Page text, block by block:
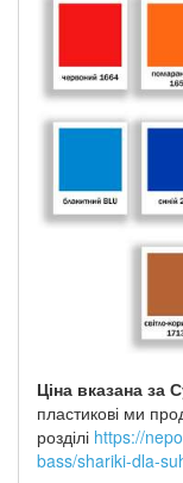
Ціна вказана за
пластикові ми
розділі https://
bass/shariki-dla-